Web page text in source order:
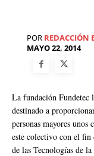
POR REDACCIÓN
MAYO 22, 2014
La fundación Fundetec
destinado a
personas mayores
este colectivo con el
de las Tecnologías de